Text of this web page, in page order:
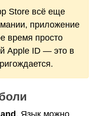
Store всё еще
приложение
время просто
Apple ID — это в